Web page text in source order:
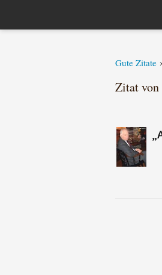
Gute Zitate ›
Zitat von
„